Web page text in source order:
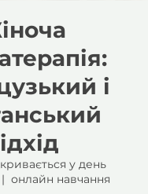
і
у день
онлайн навчання